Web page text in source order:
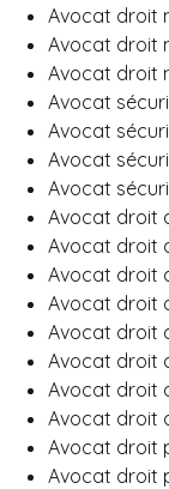
Avocat droit
Avocat droit
Avocat droit
Avocat
Avocat
Avocat
Avocat
Avocat droit
Avocat droit
Avocat droit
Avocat droit
Avocat droit
Avocat droit
Avocat droit
Avocat droit
Avocat droit
Avocat droit